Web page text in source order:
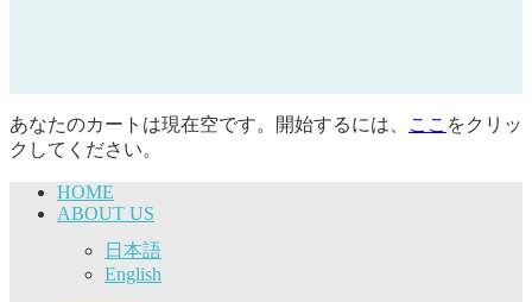
あなたのカートは現在空です。開始するには、 ここ をクリッ
クしてください。
HOME
ABOUT US
日本語
English